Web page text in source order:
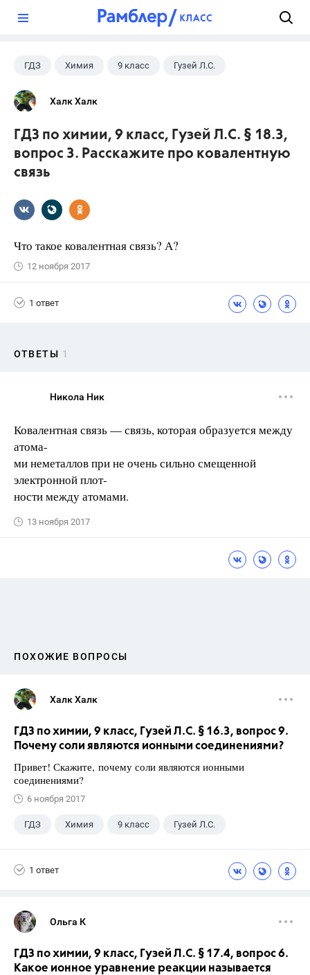
ГДЗ Химия 9 класс Гузей Л.С.
Халк Халк
ГДЗ по химии, 9 класс, Гузей Л.С. § 18.3,
вопрос 3. Расскажите про ковалентную
связь
Что такое ковалентная связь? А?
12 ноября 2017
1 ответ
ОТВЕТЫ 1
Никола Ник
Ковалентная связь — связь, которая образуется между
атома-
ми неметаллов при не очень сильно смещенной
электронной плот-
ности между атомами.
13 ноября 2017
ПОХОЖИЕ ВОПРОСЫ
Халк Халк
ГДЗ по химии, 9 класс, Гузей Л.С. § 16.3, вопрос 9.
Почему соли являются ионными соединениями?
Привет! Скажите, почему соли являются ионными
соединениями?
6 ноября 2017
ГДЗ Химия 9 класс Гузей Л.С.
1 ответ
Ольга К
ГДЗ по химии, 9 класс, Гузей Л.С. § 17.4, вопрос 6.
Какое ионное уравнение реакции называется